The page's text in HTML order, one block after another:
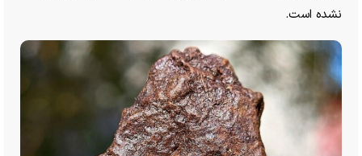
نشده است.